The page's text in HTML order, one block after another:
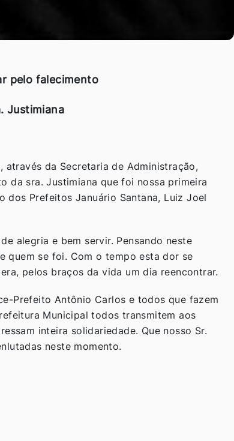
pelo falecimento
Justimiana
da Secretaria de Administração,
da sra. Justimiana que foi nossa primeira
dos Prefeitos Januário Santana, Luiz Joel
alegria e bem servir. Pensando neste
quem se foi. Com o tempo esta dor se
pelos braços da vida um dia reencontrar.
Prefeito Antônio Carlos e todos que fazem
Municipal todos transmitem aos
inteira solidariedade. Que nosso Sr.
neste momento.